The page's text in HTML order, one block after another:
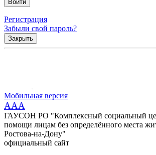
Регистрация
Забыли свой пароль?
Закрыть
Мобильная версия
AAA
ГАУСОН РО "Комплексный социальный
помощи лицам без определённого места
Ростова-на-Дону"
официальный сайт